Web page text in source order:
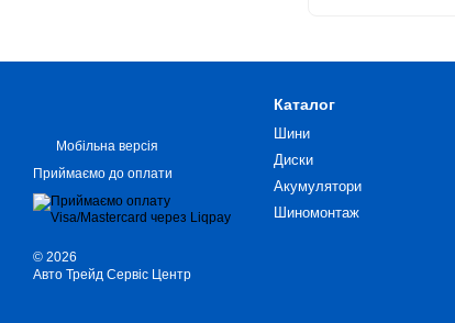
Мобільна версія
Приймаємо до оплати
© 2026
Авто Трейд Сервіс Центр
Каталог
Шини
Диски
Акумулятори
Шиномонтаж